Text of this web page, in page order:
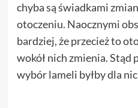
chyba są świadkami
otoczeniu. Naocznymi
bardziej, że przecież to
wokół nich zmienia. Stąd
wybór lameli byłby dla